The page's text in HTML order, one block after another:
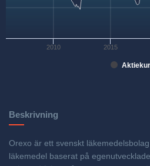
2010 2015
Beskrivning
Orexo är ett svenskt
läkemedel baserat på